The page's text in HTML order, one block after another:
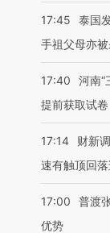
17:45
泰国
手祖父母亦
17:40
河南“
提前获取试卷
17:14
财新
速有触顶回落
17:00
普渡
优势